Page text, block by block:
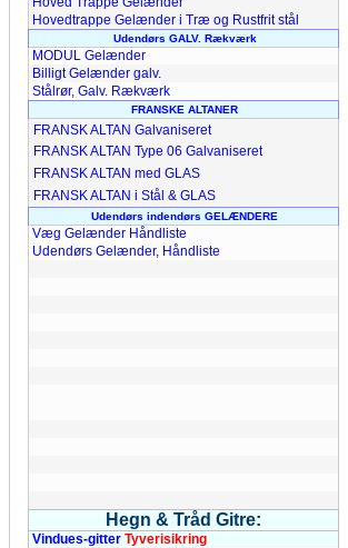
Hovedtrappe Gelænder i Træ og Rustfrit stål
Udendørs GALV. Rækværk
MODUL Gelænder
Billigt Gelænder galv.
Stålrør, Galv. Rækværk
FRANSKE ALTANER
FRANSK ALTAN Galvaniseret
FRANSK ALTAN Type 06 Galvaniseret
FRANSK ALTAN med GLAS
FRANSK ALTAN i Stål & GLAS
Udendørs indendørs GELÆNDERE
Væg Gelænder Håndliste
Udendørs Gelænder, Håndliste
Hegn & Tråd Gitre:
Vindues-gitter Tyverisikring